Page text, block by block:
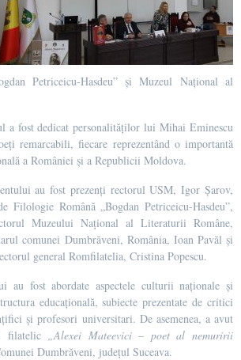
Petriceicu-Hasdeu” și Muzeul Național al
a fost dedicat personalităților lui Mihai Eminescu
remarcabili, fiecare reprezentând o importantă
a României și a Republicii Moldova.
au fost prezenți rectorul USM, Igor Șarov,
Filologie Română „Bogdan Petriceicu-Hasdeu”,
Muzeului Național al Literaturii Române,
comunei Dumbrăveni, România, Ioan Pavăl și
general Romfilatelia, Cristina Popescu.
au fost abordate aspectele culturii naționale și
educațională, subiecte prezentate de critici
și profesori universitari. De asemenea, a avut
filatelic „Alexei Mateevici – poet al nemuririi
Dumbrăveni, județul Suceava.